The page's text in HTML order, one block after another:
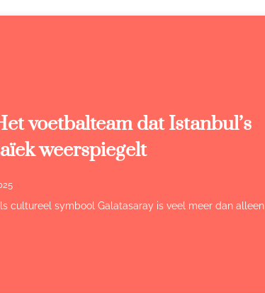
voetbalteam dat Istanbul’s
weerspiegelt
cultureel symbool Galatasaray is veel meer dan alleen